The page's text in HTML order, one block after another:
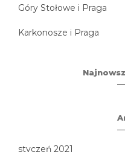
Góry Stołowe i Praga
Karkonosze i Praga
styczeń 2021